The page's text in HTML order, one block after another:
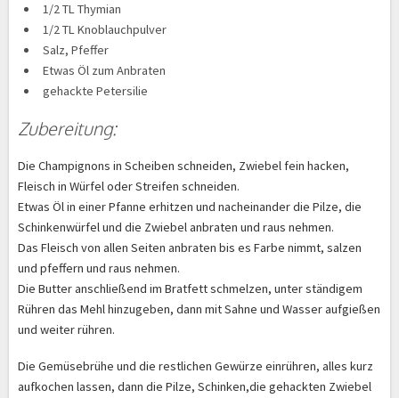
1/2 TL Thymian
1/2 TL Knoblauchpulver
Salz, Pfeffer
Etwas Öl zum Anbraten
gehackte Petersilie
Zubereitung:
Die Champignons in Scheiben schneiden, Zwiebel fein hacken,
Fleisch in Würfel oder Streifen schneiden.
Etwas Öl in einer Pfanne erhitzen und nacheinander die Pilze, die
Schinkenwürfel und die Zwiebel anbraten und raus nehmen.
Das Fleisch von allen Seiten anbraten bis es Farbe nimmt, salzen
und pfeffern und raus nehmen.
Die Butter anschließend im Bratfett schmelzen, unter ständigem
Rühren das Mehl hinzugeben, dann mit Sahne und Wasser aufgießen
und weiter rühren.
Die Gemüsebrühe und die restlichen Gewürze einrühren, alles kurz
aufkochen lassen, dann die Pilze, Schinken,die gehackten Zwiebel